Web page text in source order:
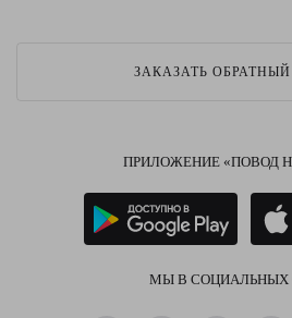
ЗАКАЗАТЬ
ПРИЛОЖЕНИЕ «ПОВОД
МЫ В СОЦИАЛЬНЫХ